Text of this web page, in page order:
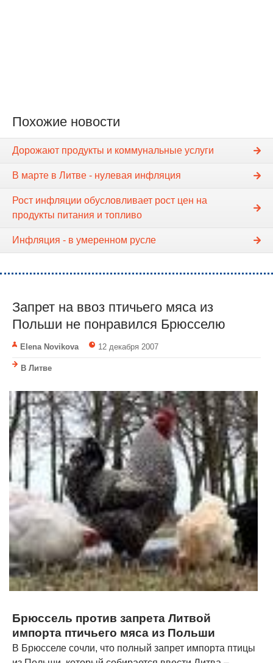
Похожие новости
Дорожают продукты и коммунальные услуги
В марте в Литве - нулевая инфляция
Рост инфляции обусловливает рост цен на
продукты питания и топливо
Инфляция - в умеренном русле
Запрет на ввоз птичьего мяса из
Польши не понравился Брюсселю
Elena Novikova 12 декабря 2007
В Литве
Брюссель против запрета Литвой
импорта птичьего мяса из Польши
В Брюсселе сочли, что полный запрет импорта птицы